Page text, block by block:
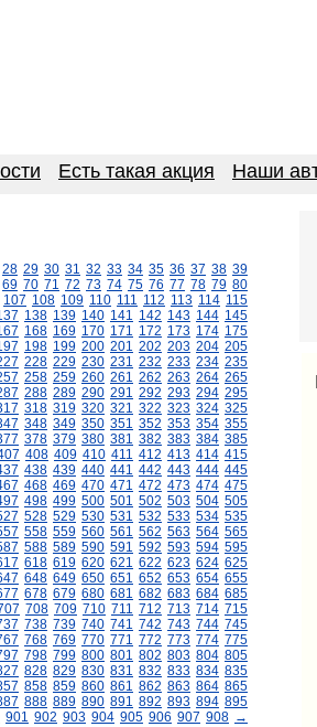
Есть такая акция Наши
28 29 30 31 32 33 34 35 36 37 38 39
69 70 71 72 73 74 75 76 77 78 79 80
107 108 109 110 111 112 113 114 115
138 139 140 141 142 143 144 145
168 169 170 171 172 173 174 175
198 199 200 201 202 203 204 205
228 229 230 231 232 233 234 235
258 259 260 261 262 263 264 265
288 289 290 291 292 293 294 295
318 319 320 321 322 323 324 325
348 349 350 351 352 353 354 355
378 379 380 381 382 383 384 385
408 409 410 411 412 413 414 415
438 439 440 441 442 443 444 445
468 469 470 471 472 473 474 475
498 499 500 501 502 503 504 505
528 529 530 531 532 533 534 535
558 559 560 561 562 563 564 565
588 589 590 591 592 593 594 595
618 619 620 621 622 623 624 625
648 649 650 651 652 653 654 655
678 679 680 681 682 683 684 685
708 709 710 711 712 713 714 715
738 739 740 741 742 743 744 745
768 769 770 771 772 773 774 775
798 799 800 801 802 803 804 805
828 829 830 831 832 833 834 835
858 859 860 861 862 863 864 865
888 889 890 891 892 893 894 895
901 902 903 904 905 906 907 908 →